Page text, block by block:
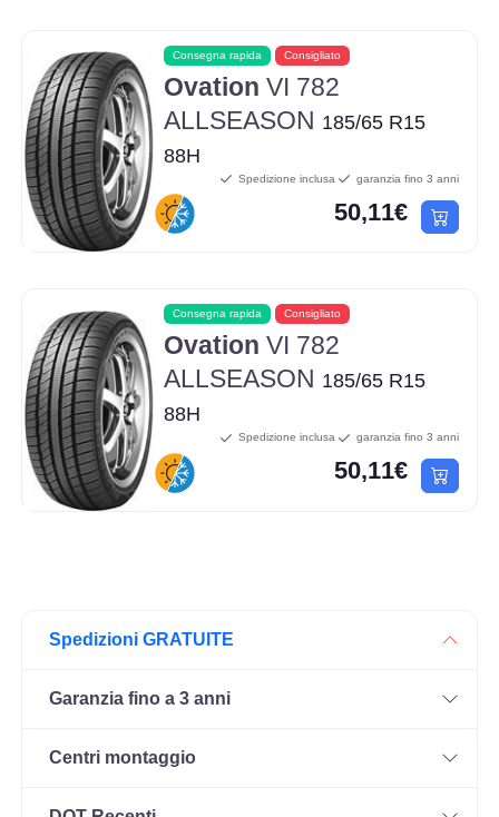
Consegna rapida Consigliato
Ovation VI 782
ALLSEASON 185/65 R15
88H
Spedizione inclusa garanzia fino 3 anni
50,11€
Consegna rapida Consigliato
Ovation VI 782
ALLSEASON 185/65 R15
88H
Spedizione inclusa garanzia fino 3 anni
50,11€
Spedizioni GRATUITE
Garanzia fino a 3 anni
Centri montaggio